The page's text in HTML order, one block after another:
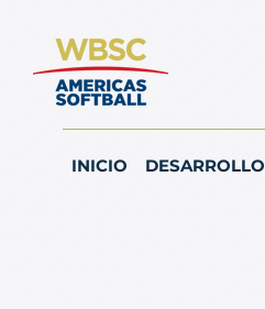
INICIO DESARROLLO